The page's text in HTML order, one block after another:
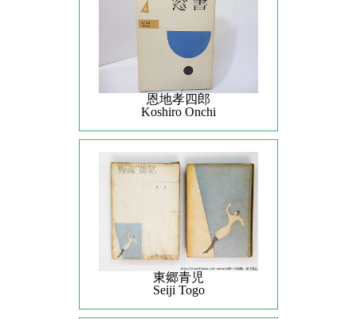
恩地孝四郎
Koshiro Onchi
東郷青児
Seiji Togo